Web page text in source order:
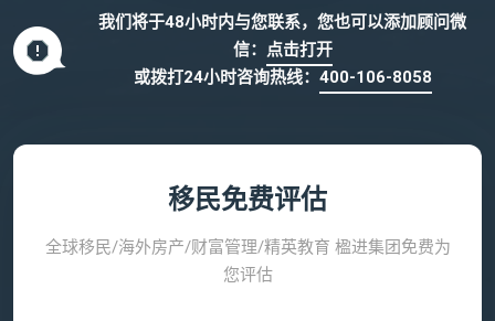
我们将于48小时内与您联系，您也可以添加顾问微
信： 点击打开
或拨打24小时咨询热线： 400-106-8058
移民免费评估
全球移民/海外房产/财富管理/精英教育 楹进集团免费为
您评估